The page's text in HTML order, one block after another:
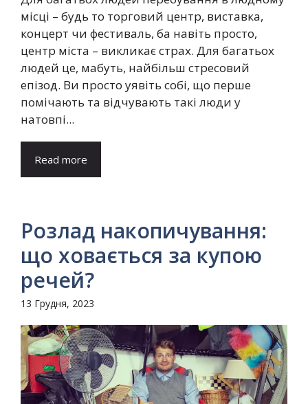
місці – будь то торговий центр, виставка,
концерт чи фестиваль, ба навіть просто,
центр міста – викликає страх. Для багатьох
людей це, мабуть, найбільш стресовий
епізод. Ви просто уявіть собі, що перше
помічають та відчувають такі люди у
натовпі...
Read more
Розлад накопичування:
що ховається за купою
речей?
13 Грудня, 2023